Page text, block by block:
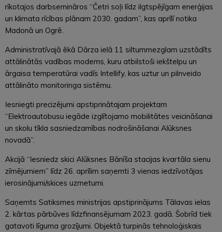
rīkotajos darbsemināros “Četri soļi līdz ilgtspējīgam enerģijas
un klimata rīcības plānam 2030. gadam”, kas aprīlī notika
Madonā un Ogrē.
Administratīvajā ēkā Dārza ielā 11 siltummezglam uzstādīts
attālinātās vadības modems, kuru atbilstoši iekštelpu un
ārgaisa temperatūrai vadīs Intellify, kas uztur un pilnveido
attālināto monitoringa sistēmu.
Iesniegti precizējumi apstiprinātajam projektam
“Elektroautobusu iegāde izglītojamo mobilitātes veicināšanai
un skolu tīkla sasniedzamības nodrošināšanai Alūksnes
novadā”.
Akcijā “Iesniedz skici Alūksnes Bānīša stacijas kvartāla sienu
zīmējumiem” līdz 26. aprīlim saņemti 3 vienas iedzīvotājas
ierosinājumi/skices uzmetumi.
Saņemts Satiksmes ministrijas apstiprinājums Tālavas ielas
2. kārtas pārbūves līdzfinansējumam 2023. gadā. Šobrīd tiek
gatavoti līguma grozījumi. Objektā turpinās tehnoloģiskais